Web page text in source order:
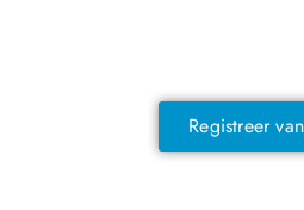
Registreer